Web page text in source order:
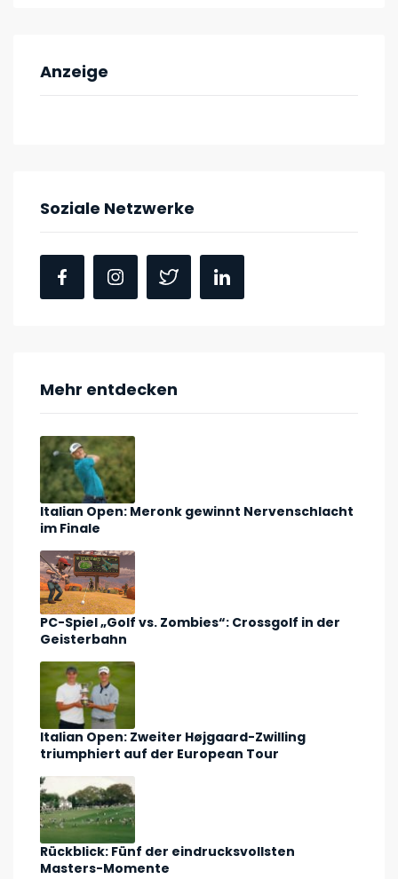
Anzeige
Soziale Netzwerke
Mehr entdecken
Italian Open: Meronk gewinnt Nervenschlacht
im Finale
PC-Spiel „Golf vs. Zombies“: Crossgolf in der
Geisterbahn
Italian Open: Zweiter Højgaard-Zwilling
triumphiert auf der European Tour
Rückblick: Fünf der eindrucksvollsten
Masters-Momente